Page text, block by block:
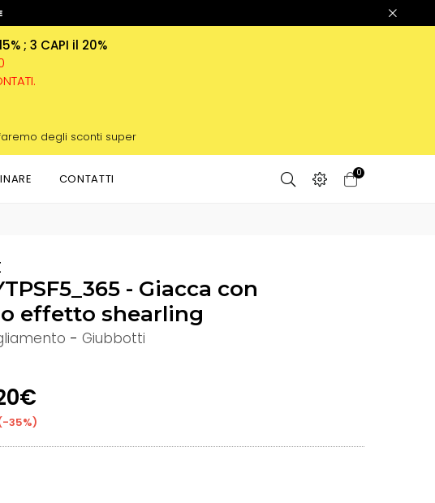
; 3 CAPI il 20%
degli sconti super
CONTATTI 0
- Giacca con
effetto shearling
- Giubbotti
-35%)